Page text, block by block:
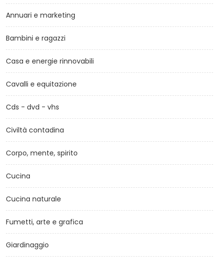
Annuari e marketing
Bambini e ragazzi
Casa e energie rinnovabili
Cavalli e equitazione
Cds - dvd - vhs
Civiltà contadina
Corpo, mente, spirito
Cucina
Cucina naturale
Fumetti, arte e grafica
Giardinaggio